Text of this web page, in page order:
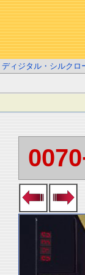
ディジタル・シルクロ